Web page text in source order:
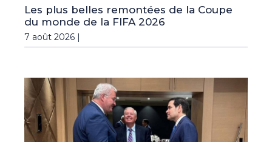
Les plus belles remontées de la Coupe
du monde de la FIFA 2026
7 août 2026 |